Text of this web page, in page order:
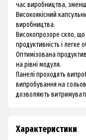
час виробництва,
Високоякісний
виробництва.
Високопрозоре скло,
продуктивність і легке
Оптимізована
на рівні модуля.
Панелі проходять
випробування на
дозволяють
Характеристики